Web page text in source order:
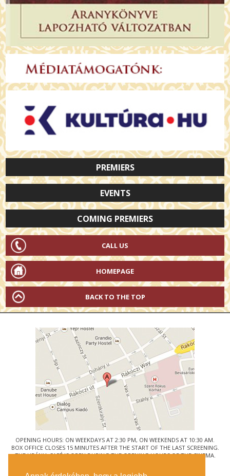
PREMIERS
EVENTS
COMING PREMIERS
CALL US
HOMEPAGE
BACK TO THE TOP
OPENING HOURS: ON WEEKDAYS AT 2:30 PM, ON WEEKENDS AT 10:30 AM.
BOX OFFICE CLOSES 15 MINUTES AFTER THE START OF THE LAST SCREENING.
THE URÁNIA CAFÉ IS OPEN DURING THE OPENING HOURS OF THE CINEMA.